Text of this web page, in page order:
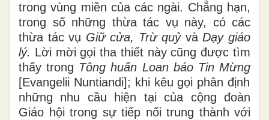
trong vùng miền của các ngài. Chẳng hạn,
trong số những thừa tác vụ này, có các
thừa tác vụ Giữ cửa, Trừ quỷ vàDạy giáo
lý. Lời mời gọi tha thiết này cũng được tìm
thấy trong Tông huấn Loan báo Tin Mừng
[Evangelii Nuntiandi]; khi kêu gọi phân định
những nhu cầu hiện tại của cộng đoàn
Giáo hội trong sự tiếp nối trung thành với